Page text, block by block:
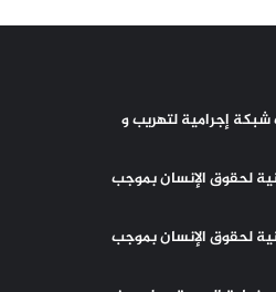
إجرامية لتهريب و
لحقوق الإنسان بموجب
لحقوق الإنسان بموجب